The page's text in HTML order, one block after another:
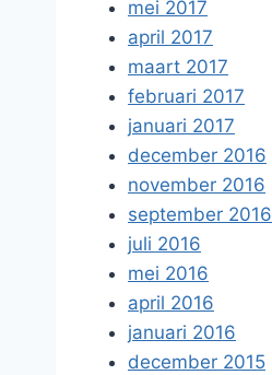
mei 2017
april 2017
maart 2017
februari 2017
januari 2017
december 2016
november 2016
september 2016
juli 2016
mei 2016
april 2016
januari 2016
december 2015